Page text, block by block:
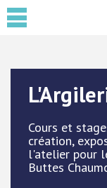
Cours et
création,
l'atelier pour
Buttes